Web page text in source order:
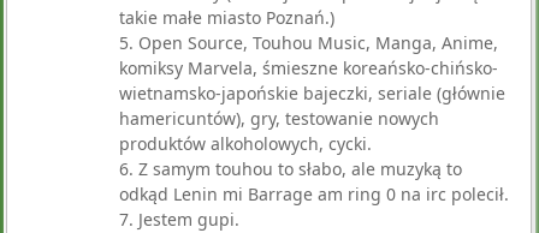
takie małe miasto Poznań.)
5. Open Source, Touhou Music, Manga, Anime,
komiksy Marvela, śmieszne koreańsko-chińsko-
wietnamsko-japońskie bajeczki, seriale (głównie
hamericuntów), gry, testowanie nowych
produktów alkoholowych, cycki.
6. Z samym touhou to słabo, ale muzyką to
odkąd Lenin mi Barrage am ring 0 na irc polecił.
7. Jestem gupi.